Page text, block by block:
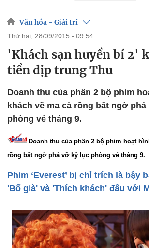
Văn hóa - Giải trí
thứ hai, 28/09/2015 - 09:54
'Khách sạn huyền bí 2'
tiền dịp trung Thu
Doanh thu của phần 2 bộ phim
khách về ma cà rồng bất ngờ
phòng vé tháng 9.
Doanh thu của phần 2 bộ phim hoạt
rồng bất ngờ phá vỡ kỷ lục phòng vé tháng 9.
Phim ‘Everest’ bị chỉ trích là bậy
'Bố già' và 'Thích khách' đấu với